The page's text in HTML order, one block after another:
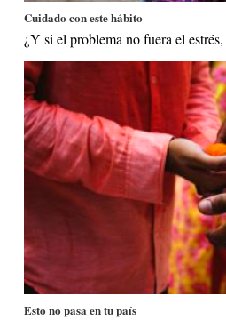
Cuidado con este hábito
¿Y si el problema no fuera el
Esto no pasa en tu país